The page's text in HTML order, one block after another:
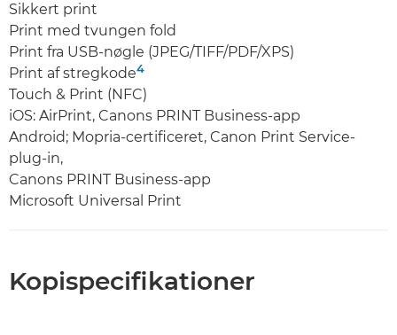
Sikkert print
Print med tvungen fold
Print fra USB-nøgle (JPEG/TIFF/PDF/XPS)
Print af stregkode4
Touch & Print (NFC)
iOS: AirPrint, Canons PRINT Business-app
Android; Mopria-certificeret, Canon Print Service-
plug-in,
Canons PRINT Business-app
Microsoft Universal Print
Kopispecifikationer